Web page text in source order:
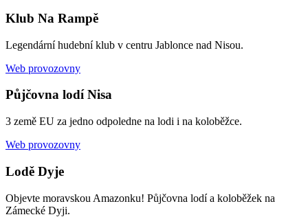
Klub Na Rampě
Legendární hudební klub v centru Jablonce nad Nisou.
Web provozovny
Půjčovna lodí Nisa
3 země EU za jedno odpoledne na lodi i na koloběžce.
Web provozovny
Lodě Dyje
Objevte moravskou Amazonku! Půjčovna lodí a koloběžek na
Zámecké Dyji.